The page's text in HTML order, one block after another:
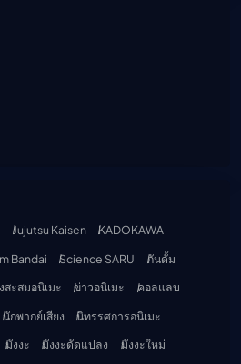
Jujutsu Kaisen
KADOKAWA
Bandai Science SARU
กันดั้ม
สะสมอนิเมะ ข่าวอนิเมะ
คอลแลบ
นักพากย์เสียง
นิทรรศการอนิเมะ
มังงะ มังงะดัดแปลง
มังงะใหม่